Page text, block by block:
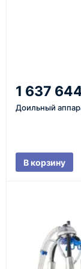
средний
счёт,
1 637
Доильный
В корзину